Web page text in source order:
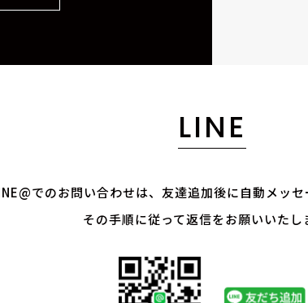
LINE
でのお問い合わせは、 友達追加後に自動メッセ
その手順に従って返信をお願いいたし